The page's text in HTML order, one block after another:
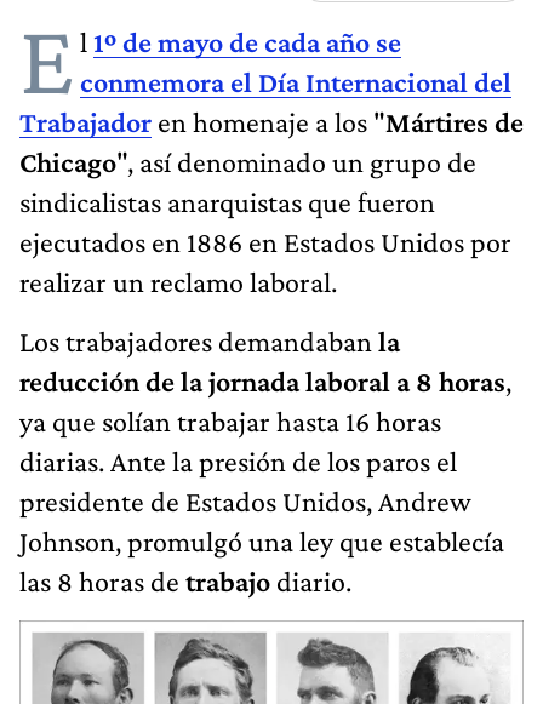
E l 1º de mayo de cada año se
conmemora el Día Internacional del
Trabajador en homenaje a los "Mártires de
Chicago", así denominado un grupo de
sindicalistas anarquistas que fueron
ejecutados en 1886 en Estados Unidos por
realizar un reclamo laboral.
Los trabajadores demandaban la
reducción de la jornada laboral a 8 horas,
ya que solían trabajar hasta 16 horas
diarias. Ante la presión de los paros el
presidente de Estados Unidos, Andrew
Johnson, promulgó una ley que establecía
las 8 horas de trabajo diario.